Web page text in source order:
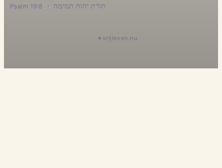
תורת יהוה תמימה ·
Psalm 19:8
vrijleven.nu